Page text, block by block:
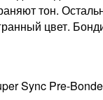
тон.
цвет.
Sync Pre-